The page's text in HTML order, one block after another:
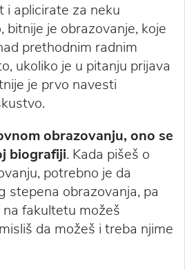
i aplicirate za neku
bitnije je obrazovanje, koje
prethodnim radnim
ukoliko je u pitanju prijava
je prvo navesti
obrazovanju, ono se
biografiji. Kada pišeš o
potrebno je da
stepena obrazovanja, pa
fakultetu možeš
da možeš i treba njime